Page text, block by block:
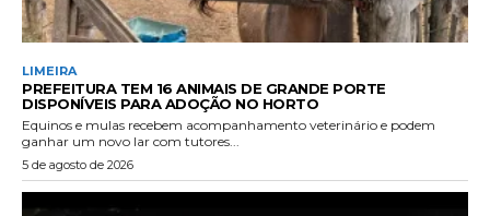
LIMEIRA
PREFEITURA TEM 16 ANIMAIS DE GRANDE PORTE
DISPONÍVEIS PARA ADOÇÃO NO HORTO
Equinos e mulas recebem acompanhamento veterinário e podem
ganhar um novo lar com tutores...
5 de agosto de 2026